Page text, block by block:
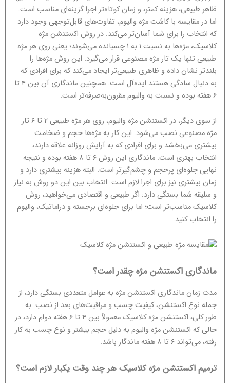
ظاهر طبیعی، هزینه کمتر، و زمان کوتاه‌تر اجرا گزینه‌ای مناسب است.
اما در مقایسه با کاشت مژه والیوم، تفاوت‌های قابل‌توجهی وجود دارد
که انتخاب را برای شما آسان‌تر می‌کند. در روش اکستنشن مژه
کلاسیک، مژه‌ها به نسبت ۱ به ۱ چسبانده می‌شوند؛ یعنی روی هر مژه
طبیعی تنها یک تار مژه مصنوعی قرار می‌گیرد. این روش مژه‌ها را
بلندتر نشان داده و ظاهری طبیعی‌تر ایجاد می‌کند که برای افرادی که
به دنبال سادگی هستند ایده‌آل است. همچنین ماندگاری آن بین ۴ تا
۶ هفته بوده و نسبت به والیوم مقرون‌به‌صرفه‌تر است.
از سوی دیگر، در اکستنشن مژه والیوم، روی هر مژه طبیعی ۲ تا ۶ تار
مژه مصنوعی نصب می‌شود. این کار به مژه‌ها حجم و ضخامت
بیشتری می‌بخشد و برای افرادی که به آرایش روزانه علاقه دارند،
انتخاب بهتری است. ماندگاری این روش ۶ تا ۸ هفته بوده و نتیجه
نهایی جلوه‌ای پرحجم و چشم‌گیرتر است. البته هزینه بیشتری دارد و
زمان بیشتری نیز برای اجرا لازم است. انتخاب بین این دو روش به نیاز
و سلیقه شما بستگی دارد: اگر طبیعی و اقتصادی می‌خواهید، روش
کلاسیک مناسب‌تر است؛ اما برای جلوه‌ای برجسته و دراماتیک، والیوم
را انتخاب کنید.
ماندگاری اکستنشن مژه چقدر است؟
مدت زمان ماندگاری اکستنشن مژه به عوامل متعددی بستگی دارد، از
جمله نوع اکستنشن، کیفیت چسب و مراقبت‌های بعد از نصب. به
طور کلی، اکستنشن مژه کلاسیک معمولاً بین ۴ تا ۶ هفته دوام دارد، در
حالی که اکستنشن مژه والیوم به دلیل حجم بیشتر و نوع چسب به کار
رفته، می‌تواند ۶ تا ۸ هفته ماندگار باشد.
ترمیم اکستنشن مژه کلاسیک هر چند وقت یکبار لازم است؟